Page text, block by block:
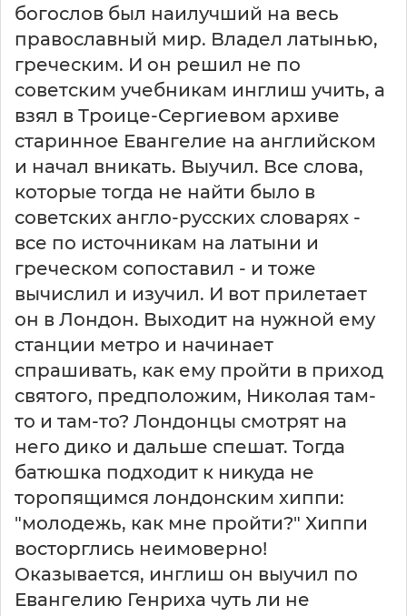
богослов был наилучший на весь
православный мир. Владел латынью,
греческим. И он решил не по
советским учебникам инглиш учить, а
взял в Троице-Сергиевом архиве
старинное Евангелие на английском
и начал вникать. Выучил. Все слова,
которые тогда не найти было в
советских англо-русских словарях -
все по источникам на латыни и
греческом сопоставил - и тоже
вычислил и изучил. И вот прилетает
он в Лондон. Выходит на нужной ему
станции метро и начинает
спрашивать, как ему пройти в приход
святого, предположим, Николая там-
то и там-то? Лондонцы смотрят на
него дико и дальше спешат. Тогда
батюшка подходит к никуда не
торопящимся лондонским хиппи:
"молодежь, как мне пройти?" Хиппи
восторглись неимоверно!
Оказывается, инглиш он выучил по
Евангелию Генриха чуть ли не